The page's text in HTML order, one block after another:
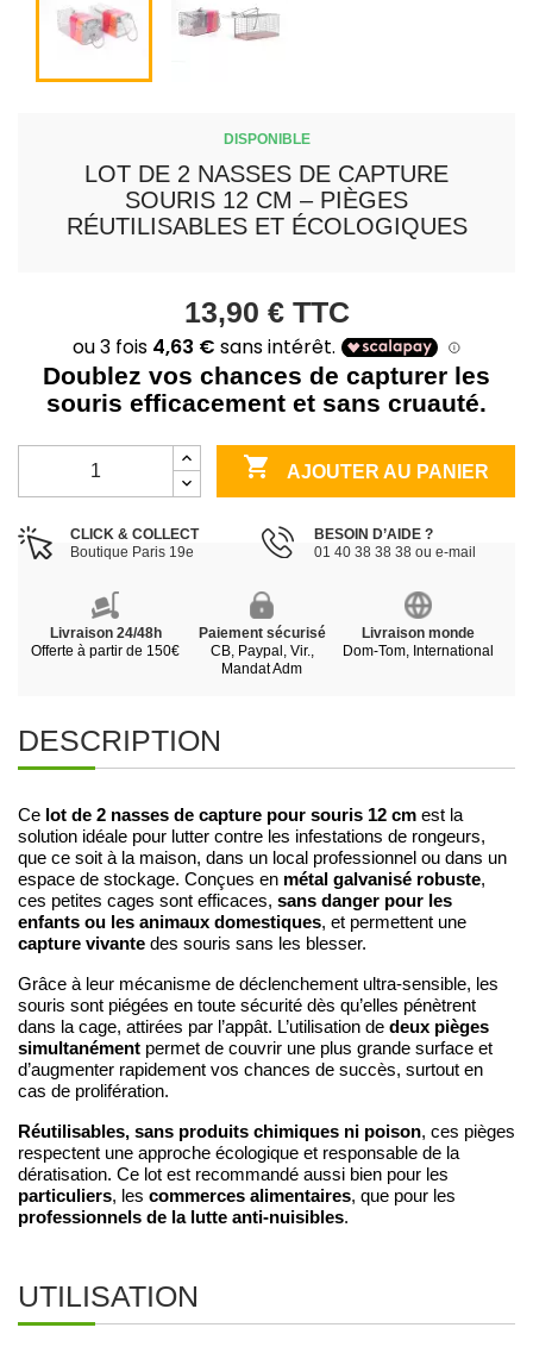
DISPONIBLE
LOT DE 2 NASSES DE CAPTURE
SOURIS 12 CM – PIÈGES
RÉUTILISABLES ET ÉCOLOGIQUES
13,90 € TTC
Doublez vos chances de capturer les
souris efficacement et sans cruauté.
 AJOUTER AU PANIER
CLICK & COLLECT
Boutique Paris 19e
BESOIN D’AIDE ?
01 40 38 38 38 ou e-mail
Livraison 24/48h
Offerte à partir de 150€
Paiement sécurisé
CB, Paypal, Vir.,
Mandat Adm
Livraison monde
Dom-Tom, International
DESCRIPTION
Ce lot de 2 nasses de capture pour souris 12 cm est la
solution idéale pour lutter contre les infestations de rongeurs,
que ce soit à la maison, dans un local professionnel ou dans un
espace de stockage. Conçues en métal galvanisé robuste,
ces petites cages sont efficaces, sans danger pour les
enfants ou les animaux domestiques, et permettent une
capture vivante des souris sans les blesser.
Grâce à leur mécanisme de déclenchement ultra-sensible, les
souris sont piégées en toute sécurité dès qu’elles pénètrent
dans la cage, attirées par l’appât. L’utilisation de deux pièges
simultanément permet de couvrir une plus grande surface et
d’augmenter rapidement vos chances de succès, surtout en
cas de prolifération.
Réutilisables, sans produits chimiques ni poison, ces pièges
respectent une approche écologique et responsable de la
dératisation. Ce lot est recommandé aussi bien pour les
particuliers, les commerces alimentaires, que pour les
professionnels de la lutte anti-nuisibles.
UTILISATION